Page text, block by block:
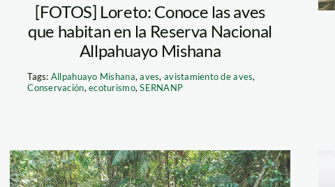
[FOTOS] Loreto: Conoce las aves
que habitan en la Reserva Nacional
Allpahuayo Mishana
Tags: Allpahuayo Mishana,aves, avistamiento de aves,
Conservación,ecoturismo,SERNANP